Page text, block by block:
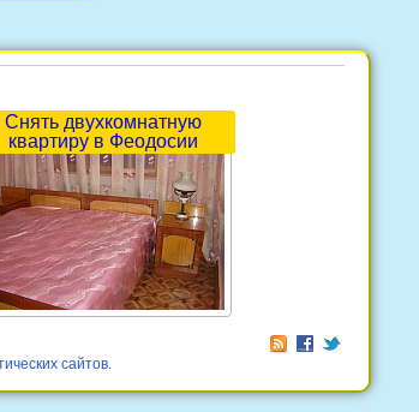
Снять двухкомнатную
квартиру в Феодосии